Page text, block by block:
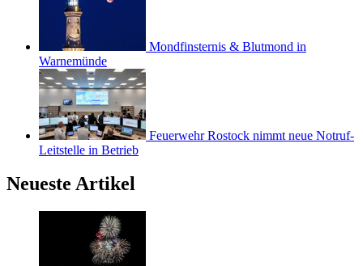
Mondfinsternis & Blutmond in
Warnemünde
Feuerwehr Rostock nimmt neue Notruf-
Leitstelle in Betrieb
Neueste Artikel